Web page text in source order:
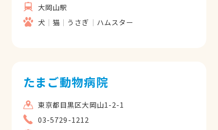
大岡山駅
犬
猫 うさぎ ハムスター
たまご動物病院
東京都目黒区大岡山1-2-1
03-5729-1212